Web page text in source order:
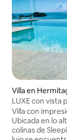
Villa en
LUXE con vista
cerca de la
Villa con
Ubicada en lo
colinas de